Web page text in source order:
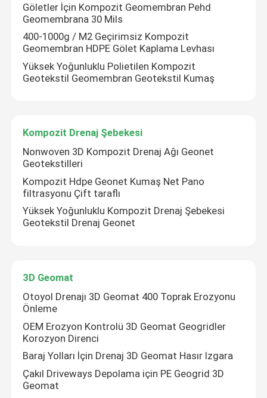
Geosentetik Donatı Izgarası
HDPE Geocell
HDPE Tek Eksenli Geogrid
HDPE Dokulu Geomembran
Geosentetik Kil Astar
Kompozit Geomembran
Kompozit Drenaj Şebekesi
3D Geomat
Göletler İçin Kompozit Geomembran Pehd
Geomembrana 30 Mils
400-1000g / M2 Geçirimsiz Kompozit
Geomembran HDPE Gölet Kaplama Levhası
Yüksek Yoğunluklu Polietilen Kompozit
Geotekstil Geomembran Geotekstil Kumaş
Kompozit Drenaj Şebekesi
Nonwoven 3D Kompozit Drenaj Ağı Geonet
Geotekstilleri
Kompozit Hdpe Geonet Kumaş Net Pano
filtrasyonu Çift taraflı
Yüksek Yoğunluklu Kompozit Drenaj Şebekesi
Geotekstil Drenaj Geonet
3D Geomat
Otoyol Drenajı 3D Geomat 400 Toprak Erozyonu
Önleme
OEM Erozyon Kontrolü 3D Geomat Geogridler
Korozyon Direnci
Baraj Yolları İçin Drenaj 3D Geomat Hasır Izgara
Çakıl Driveways Depolama için PE Geogrid 3D
Geomat